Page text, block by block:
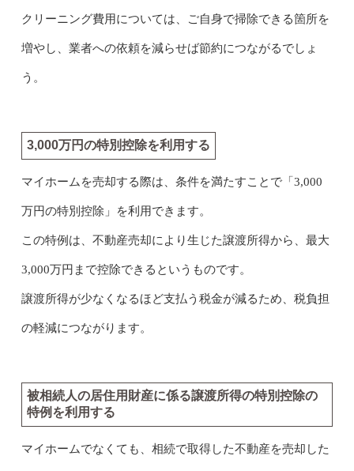
クリーニング費用については、ご自身で掃除できる箇所を
増やし、業者への依頼を減らせば節約につながるでしょ
う。
3,000万円の特別控除を利用する
マイホームを売却する際は、条件を満たすことで「3,000
万円の特別控除」を利用できます。
この特例は、不動産売却により生じた譲渡所得から、最大
3,000万円まで控除できるというものです。
譲渡所得が少なくなるほど支払う税金が減るため、税負担
の軽減につながります。
被相続人の居住用財産に係る譲渡所得の特別控除の
特例を利用する
マイホームでなくても、相続で取得した不動産を売却した